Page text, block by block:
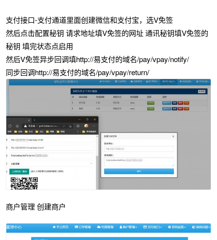
支付接口-支付通道里面创建微信和支付宝，选V免签
然后点击配置秘钥 请求地址填V免签的网址 通讯秘钥填V免签的
秘钥 填完状态点启用
然后V免签异步回调填http://易支付的域名/pay/vpay/notify/
同步回调http://易支付的域名/pay/vpay/return/
商户管理 创建商户